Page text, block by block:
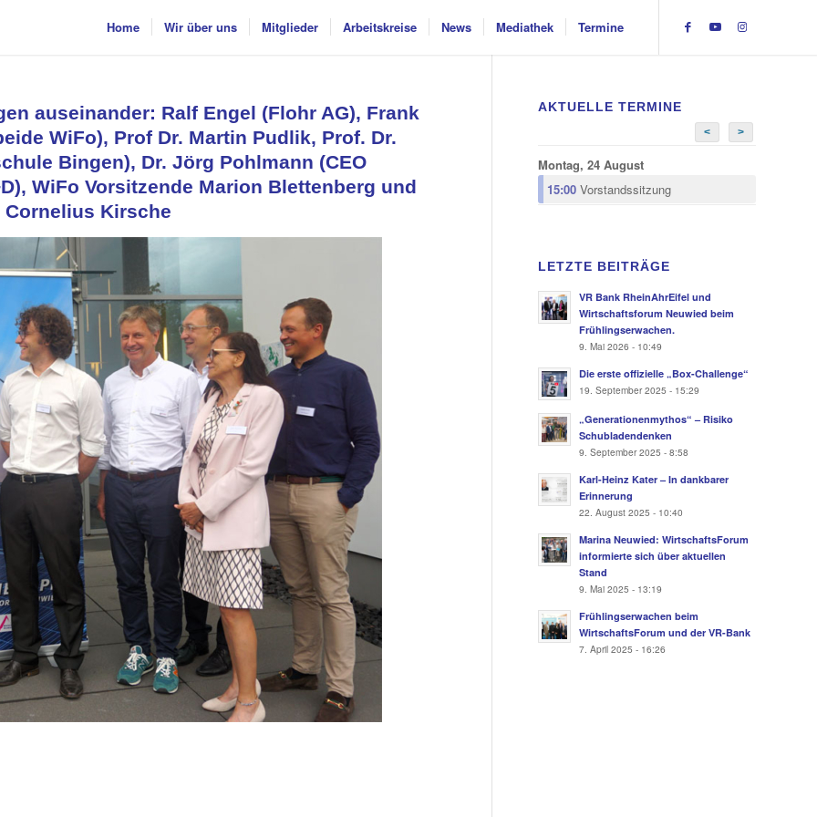
Home Wir über uns Mitglieder Arbeitskreise News Mediathek Termine
auseinander: Ralf Engel (Flohr AG), Frank
WiFo), Prof Dr. Martin Pudlik, Prof. Dr.
Bingen), Dr. Jörg Pohlmann (CEO
WiFo Vorsitzende Marion Blettenberg und
Kirsche
AKTUELLE TERMINE
< >
Montag, 24 August
15:00 Vorstandssitzung
LETZTE BEITRÄGE
VR Bank RheinAhrEifel und
Wirtschaftsforum Neuwied beim
Frühlingserwachen.
9. Mai 2026 - 10:49
Die erste offizielle „Box-Challenge“
19. September 2025 - 15:29
„Generationenmythos“ – Risiko
Schubladendenken
9. September 2025 - 8:58
Karl-Heinz Kater – In dankbarer
Erinnerung
22. August 2025 - 10:40
Marina Neuwied: WirtschaftsForum
informierte sich über aktuellen
Stand
9. Mai 2025 - 13:19
Frühlingserwachen beim
WirtschaftsForum und der VR-Bank
7. April 2025 - 16:26